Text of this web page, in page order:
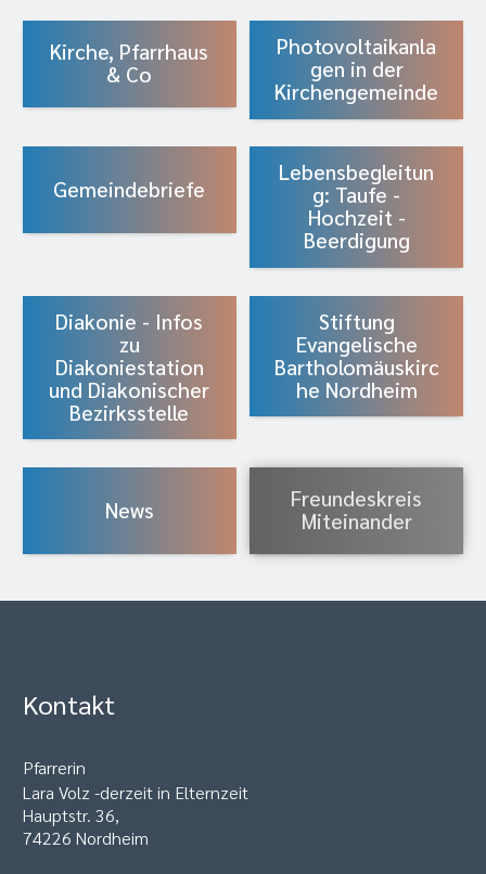
Kirche, Pfarrhaus
& Co
Photovoltaikanla
gen in der
Kirchengemeinde
Gemeindebriefe
Lebensbegleitun
g: Taufe -
Hochzeit -
Beerdigung
Diakonie - Infos
zu
Diakoniestation
und Diakonischer
Bezirksstelle
Stiftung
Evangelische
Bartholomäuskirc
he Nordheim
News
Freundeskreis
Miteinander
Kontakt
Pfarrerin
Lara Volz -derzeit in Elternzeit
Hauptstr. 36,
74226 Nordheim